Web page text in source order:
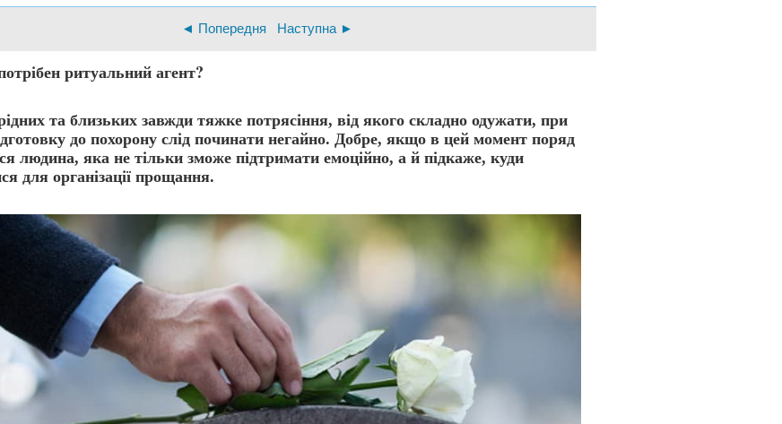
◄ Попередня Наступна ►
ритуальний агент?
та близьких завжди тяжке потрясіння, від якого складно одужати, при
до похорону слід починати негайно. Добре, якщо в цей момент поряд
людина, яка не тільки зможе підтримати емоційно, а й підкаже, куди
для організації прощання.